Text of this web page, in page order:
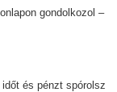
gondolkozol –
és pénzt spórolsz